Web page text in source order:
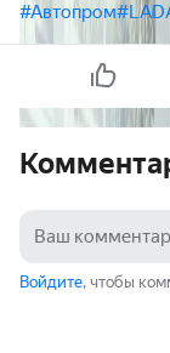
#Автопром
Войдите, чтобы